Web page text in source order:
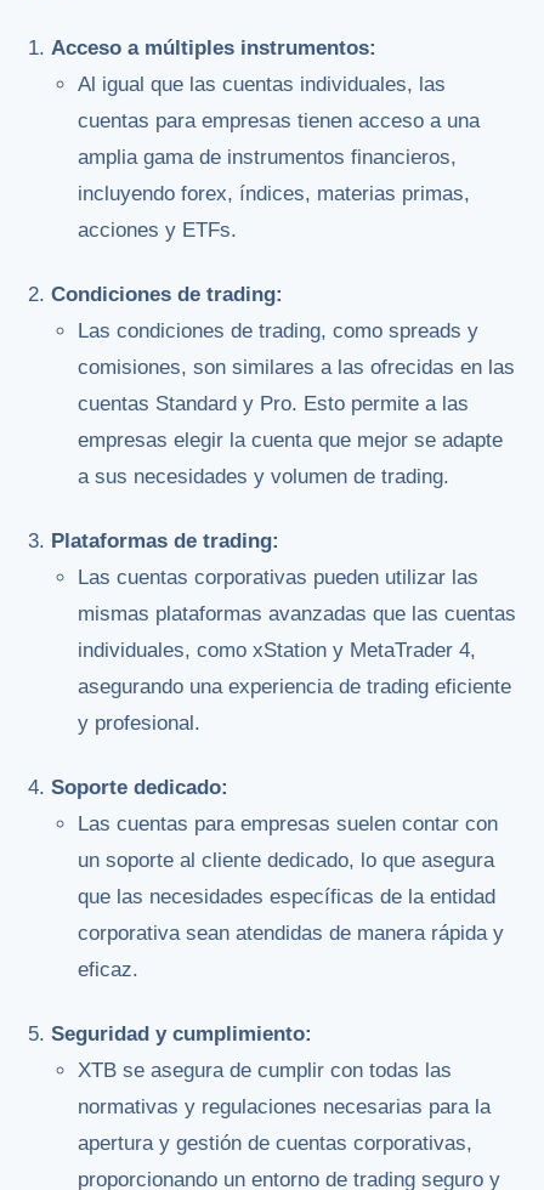
Acceso a múltiples instrumentos:
Al igual que las cuentas individuales, las
cuentas para empresas tienen acceso a una
amplia gama de instrumentos financieros,
incluyendo forex, índices, materias primas,
acciones y ETFs.
Condiciones de trading:
Las condiciones de trading, como spreads y
comisiones, son similares a las ofrecidas en las
cuentas Standard y Pro. Esto permite a las
empresas elegir la cuenta que mejor se adapte
a sus necesidades y volumen de trading.
Plataformas de trading:
Las cuentas corporativas pueden utilizar las
mismas plataformas avanzadas que las cuentas
individuales, como xStation y MetaTrader 4,
asegurando una experiencia de trading eficiente
y profesional.
Soporte dedicado:
Las cuentas para empresas suelen contar con
un soporte al cliente dedicado, lo que asegura
que las necesidades específicas de la entidad
corporativa sean atendidas de manera rápida y
eficaz.
Seguridad y cumplimiento:
XTB se asegura de cumplir con todas las
normativas y regulaciones necesarias para la
apertura y gestión de cuentas corporativas,
proporcionando un entorno de trading seguro y